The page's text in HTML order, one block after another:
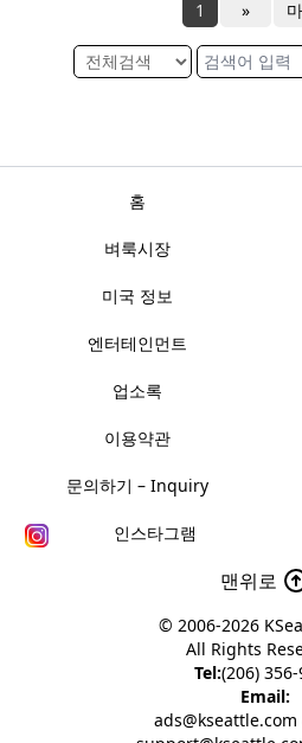
1 »
홈
벼룩시장
미국 정보
엔터테인먼트
업소록
이용약관
문의하기 – Inquiry
인스타그램
맨위로
© 2006-2026
All Rights
Tel:(206)
Email:
ads@kseattle.com